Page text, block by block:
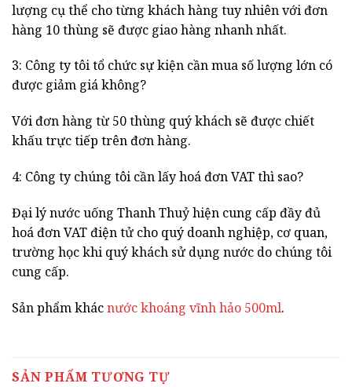
lượng cụ thể cho từng khách hàng tuy nhiên với đơn
hàng 10 thùng sẽ được giao hàng nhanh nhất.
3: Công ty tôi tổ chức sự kiện cần mua số lượng lớn có
được giảm giá không?
Với đơn hàng từ 50 thùng quý khách sẽ được chiết
khấu trực tiếp trên đơn hàng.
4: Công ty chúng tôi cần lấy hoá đơn VAT thì sao?
Đại lý nước uống Thanh Thuỷ hiện cung cấp đầy đủ
hoá đơn VAT điện tử cho quý doanh nghiệp, cơ quan,
trường học khi quý khách sử dụng nước do chúng tôi
cung cấp.
Sản phẩm khácnước khoáng vĩnh hảo 500ml.
SẢN PHẨM TƯƠNG TỰ